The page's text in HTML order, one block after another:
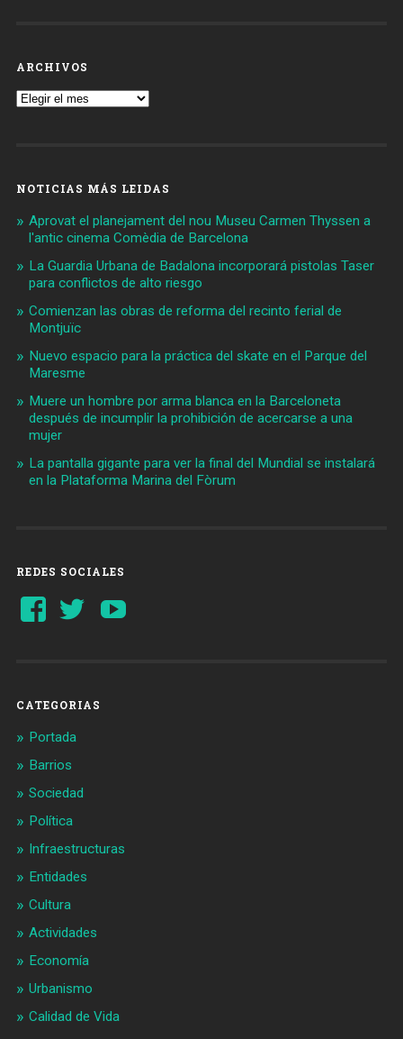
ARCHIVOS
Archivos
NOTICIAS MÁS LEIDAS
Aprovat el planejament del nou Museu Carmen Thyssen a
l'antic cinema Comèdia de Barcelona
La Guardia Urbana de Badalona incorporará pistolas Taser
para conflictos de alto riesgo
Comienzan las obras de reforma del recinto ferial de
Montjuïc
Nuevo espacio para la práctica del skate en el Parque del
Maresme
Muere un hombre por arma blanca en la Barceloneta
después de incumplir la prohibición de acercarse a una
mujer
La pantalla gigante para ver la final del Mundial se instalará
en la Plataforma Marina del Fòrum
REDES SOCIALES
Ver
perfil
Ver
perfil
CATEGORIAS
Portada
Barrios
Sociedad
Política
Infraestructuras
Entidades
Cultura
Actividades
Economía
Urbanismo
Calidad de Vida